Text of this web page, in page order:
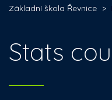
Základní škola Řevnice >
Stats